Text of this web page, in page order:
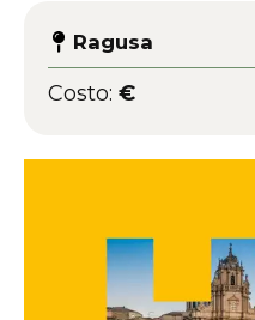
Ragusa
Costo: €